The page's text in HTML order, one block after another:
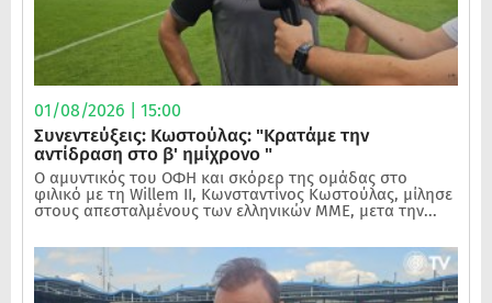
01/08/2026 | 15:00
Συνεντεύξεις: Κωστούλας: "Κρατάμε την
αντίδραση στο β' ημίχρονο "
Ο αμυντικός του ΟΦΗ και σκόρερ της ομάδας στο
φιλικό με τη Willem II, Κωνσταντίνος Κωστούλας, μίλησε
στους απεσταλμένους των ελληνικών ΜΜΕ, μετα την...